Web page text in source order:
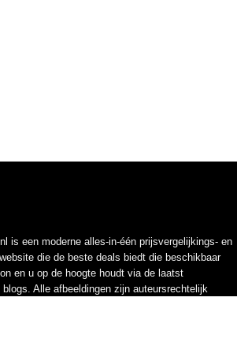
is een moderne alles-in-één prijsvergelijkings- en
die de beste deals biedt die beschikbaar
en u op de hoogte houdt via de laatst
blogs. Alle afbeeldingen zijn auteursrechtelijk